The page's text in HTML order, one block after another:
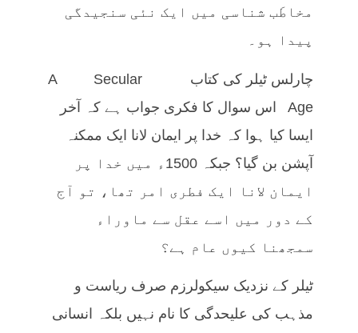
مخاطَب شناسی میں ایک نئی سنجیدگی
پیدا ہو۔
چارلس ٹیلر کی کتاب A Secular
Age اس سوال کا فکری جواب ہے کہ آخر
ایسا کیا ہوا کہ خدا پر ایمان لانا ایک ممکنہ
آپشن بن گیا؟ جبکہ 1500ء میں خدا پر
ایمان لانا ایک فطری امر تھا، تو آج
کے دور میں اسے عقل سے ماوراء
سمجھنا کیوں عام ہے؟
ٹیلر کے نزدیک سیکولرزم صرف ریاست و
مذہب کی علیحدگی کا نام نہیں بلکہ انسانی